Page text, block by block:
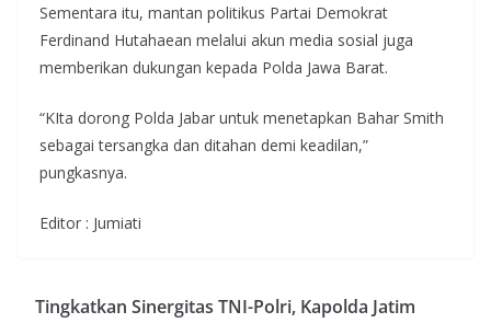
Sementara itu, mantan politikus Partai Demokrat
Ferdinand Hutahaean melalui akun media sosial juga
memberikan dukungan kepada Polda Jawa Barat.
“KIta dorong Polda Jabar untuk menetapkan Bahar Smith
sebagai tersangka dan ditahan demi keadilan,”
pungkasnya.
Editor : Jumiati
Tingkatkan Sinergitas TNI-Polri, Kapolda Jatim